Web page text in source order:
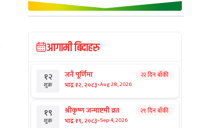
आगामी बिदाहरु
१२
शुक्र
जनै पूर्णिमा
भाद्र १२, २०८३-Aug 28, 2026
२२ दिन बाँकी
१९
शुक्र
श्रीकृष्ण जन्माष्टमी व्रत
भाद्र १९, २०८३-Sep 4, 2026
२९ दिन बाँकी